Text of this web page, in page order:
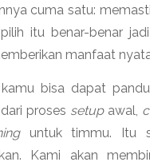
cuma satu:
itu benar-benar
manfaat
bisa dapat
proses setupawal,
untuk timmu. Itu
Kami akan